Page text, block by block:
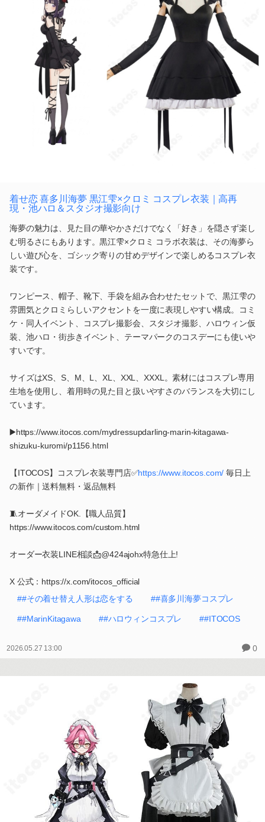
着せ恋 喜多川海夢 黒江雫×クロミ コスプレ衣装｜高再
現・池ハロ＆スタジオ撮影向け
海夢の魅力は、見た目の華やかさだけでなく「好き」を隠さず楽し
む明るさにもあります。黒江雫×クロミ コラボ衣装は、その海夢ら
しい遊び心を、ゴシック寄りの甘めデザインで楽しめるコスプレ衣
装です。
ワンピース、帽子、靴下、手袋を組み合わせたセットで、黒江雫の
雰囲気とクロミらしいアクセントを一度に表現しやすい構成。コミ
ケ・同人イベント、コスプレ撮影会、スタジオ撮影、ハロウィン仮
装、池ハロ・街歩きイベント、テーマパークのコスデーにも使いや
すいです。
サイズはXS、S、M、L、XL、XXL、XXXL。素材にはコスプレ専用
生地を使用し、着用時の見た目と扱いやすさのバランスを大切にし
ています。
▶️https://www.itocos.com/mydressupdarling-marin-kitagawa-
shizuku-kuromi/p1156.html
【ITOCOS】コスプレ衣装専門店✅https://www.itocos.com/毎日上
の新作｜送料無料・返品無料
🧵オーダメイドOK.【職人品質】
https://www.itocos.com/custom.html
オーダー衣装LINE相談📩@424ajohx特急仕上!
X 公式：https://x.com/itocos_official
##その着せ替え人形は恋をする
##喜多川海夢コスプレ
##MarinKitagawa ##ハロウィンコスプレ ##ITOCOS
2026.05.27 13:00 0